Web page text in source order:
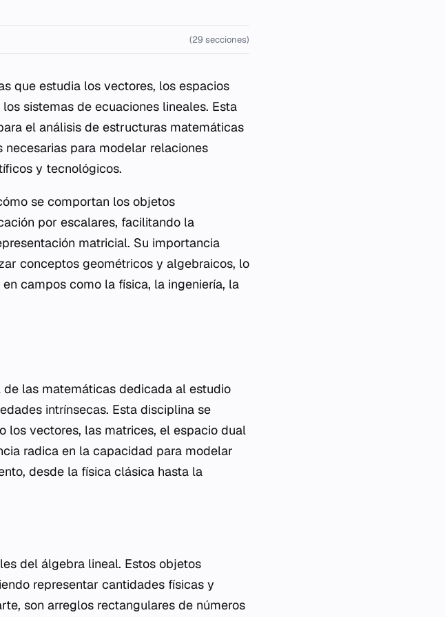
(29 secciones)
que estudia los vectores, los espacios
sistemas de ecuaciones lineales. Esta
el análisis de estructuras matemáticas
para modelar relaciones
y tecnológicos.
se comportan los objetos
por escalares, facilitando la
matricial. Su importancia
conceptos geométricos y algebraicos, lo
campos como la física, la ingeniería, la
las matemáticas dedicada al estudio
intrínsecas. Esta disciplina se
los vectores, las matrices, el espacio dual
radica en la capacidad para modelar
desde la física clásica hasta la
del álgebra lineal. Estos objetos
representar cantidades físicas y
son arreglos rectangulares de números